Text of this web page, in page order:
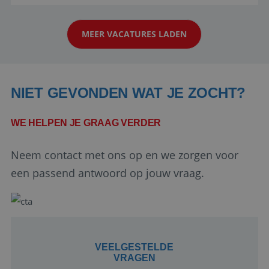
klanten te overtuigen om die droomreis te
boeken! ...
MEER VACATURES LADEN
NIET GEVONDEN WAT JE ZOCHT?
WE HELPEN JE GRAAG VERDER
Neem contact met ons op en we zorgen voor
een passend antwoord op jouw vraag.
VEELGESTELDE
VRAGEN
Google Privacy Policy